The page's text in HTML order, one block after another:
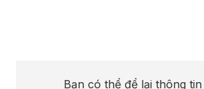
Bạn có thể để lại thông